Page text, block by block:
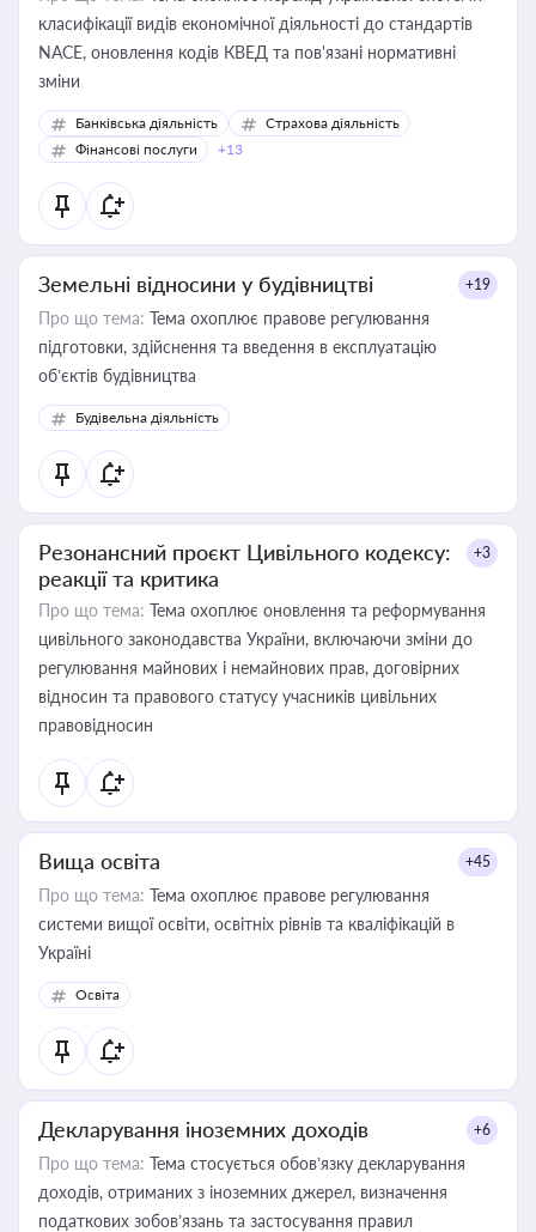
класифікації видів економічної діяльності до стандартів
NACE, оновлення кодів КВЕД та пов'язані нормативні
зміни
Банківська діяльність
Страхова діяльність
Фінансові послуги
+13
Земельні відносини у будівництві +19
Про що тема: Тема охоплює правове регулювання
підготовки, здійснення та введення в експлуатацію
об’єктів будівництва
Будівельна діяльність
Резонансний проєкт Цивільного кодексу:
реакції та критика
+3
Про що тема: Тема охоплює оновлення та реформування
цивільного законодавства України, включаючи зміни до
регулювання майнових і немайнових прав, договірних
відносин та правового статусу учасників цивільних
правовідносин
Вища освіта +45
Про що тема: Тема охоплює правове регулювання
системи вищої освіти, освітніх рівнів та кваліфікацій в
Україні
Освіта
Декларування іноземних доходів +6
Про що тема: Тема стосується обов’язку декларування
доходів, отриманих з іноземних джерел, визначення
податкових зобов’язань та застосування правил